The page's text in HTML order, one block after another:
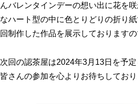
んバレンタインデーの想い出に花を
なハート型の中に色とりどりの折り
回制作した作品を展示しております
次回の認茶屋は2024年3月13日を予定
皆さんの参加を心よりお待ちしており